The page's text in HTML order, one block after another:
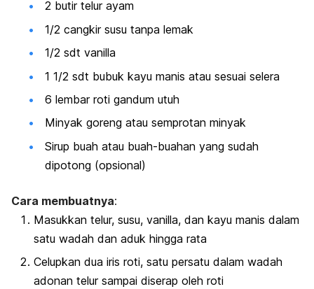
2 butir telur ayam
1/2 cangkir susu tanpa lemak
1/2 sdt vanilla
1 1/2 sdt bubuk kayu manis atau sesuai selera
6 lembar roti gandum utuh
Minyak goreng atau semprotan minyak
Sirup buah atau buah-buahan yang sudah
dipotong (opsional)
Cara membuatnya:
Masukkan telur, susu, vanilla, dan kayu manis dalam
satu wadah dan aduk hingga rata
Celupkan dua iris roti, satu persatu dalam wadah
adonan telur sampai diserap oleh roti